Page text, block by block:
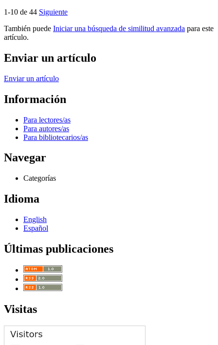
1-10 de 44 Siguiente
También puede Iniciar una búsqueda de similitud avanzada para este
artículo.
Enviar un artículo
Enviar un artículo
Información
Para lectores/as
Para autores/as
Para bibliotecarios/as
Navegar
Categorías
Idioma
English
Español
Últimas publicaciones
Visitas